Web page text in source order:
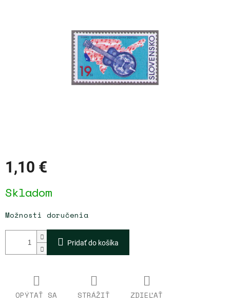
1,10 €
cena:
Skladom
Možnosti doručenia
Pridať do košíka
OPÝTAŤ SA STRÁŽIŤ ZDIEĽAŤ